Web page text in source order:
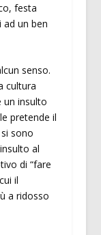
festa
ad un ben
senso.
cultura
un insulto
pretende il
sono
al
di “fare
il
a ridosso